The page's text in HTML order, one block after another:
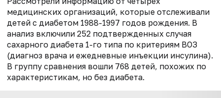
медицинских организаций, которые отслеживали
детей с диабетом 1988-1997 годов рождения. В
анализ включили 252 подтвержденных случая
сахарного диабета 1-го типа по критериям ВОЗ
(диагноз врача и ежедневные инъекции инсулина).
В группу сравнения вошли 768 детей, похожих по
характеристикам, но без диабета.